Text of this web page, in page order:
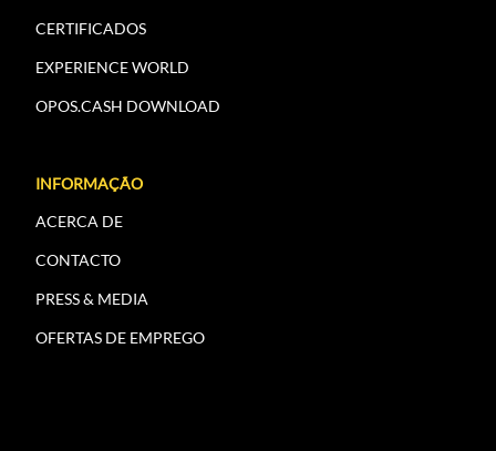
CERTIFICADOS
EXPERIENCE WORLD
OPOS.CASH DOWNLOAD
INFORMAÇÃO
ACERCA DE
CONTACTO
PRESS & MEDIA
OFERTAS DE EMPREGO